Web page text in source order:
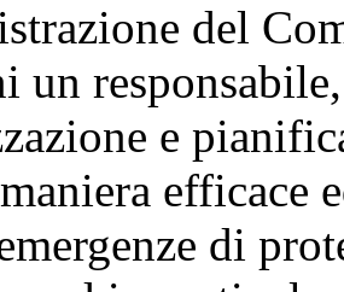
del
un
e
efficace
di